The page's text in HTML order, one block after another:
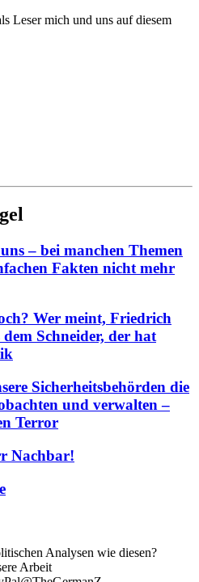
Leser mich und uns auf diesem
– bei manchen Themen
Fakten nicht mehr
Wer meint, Friedrich
dem Schneider, der hat
Sicherheitsbehörden die
und verwalten –
Terror
Nachbar!
Analysen wie diesen?
Arbeit